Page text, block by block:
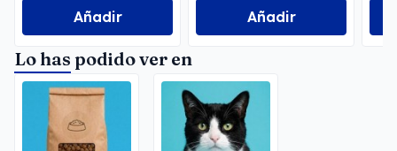
Añadir Añadir
Lo has podido ver en